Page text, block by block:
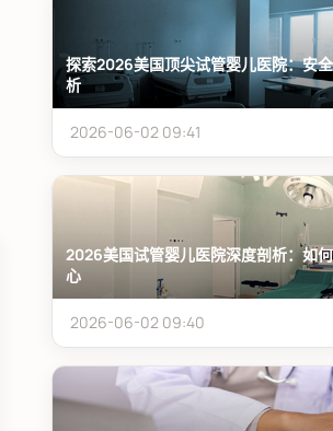
探索2026美国顶尖试管婴儿医院：安
析
2026-06-02 09:41
2026美国试管婴儿医院深度剖析：如
心
2026-06-02 09:40